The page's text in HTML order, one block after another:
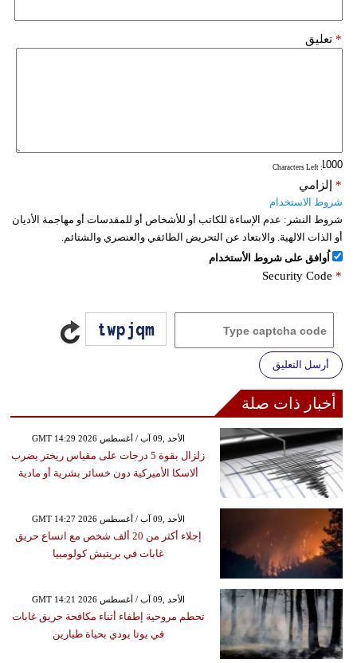
وتكنولوجيا
بيئة
فيديو
تعليق *
: Characters Left
إلزامي *
شروط الاستخدام
شروط النشر: عدم الإساءة للكاتب أو للأشخاص أو للمقدسات أو مهاجمة الأديان
أو الذات الالهية. والابتعاد عن التحريض الطائفي والعنصري والشتائم.
اُوافق على شروط الأستخدام
Security Code *
أرسل التعليق
أخبار ذات صلة
GMT 14:29 2026 الأحد ,09 آب / أغسطس
زلزال بقوة 5 درجات على مقياس ريختر يضرب
ألاسكا الأميركية دون خسائر بشرية أو مادية
GMT 14:27 2026 الأحد ,09 آب / أغسطس
إجلاء أكثر من 20 ألف شخص مع اتساع حريق
غابات في بريتيش كولومبيا
GMT 14:21 2026 الأحد ,09 آب / أغسطس
تحطم مروحية إطفاء أثناء مكافحة حريق غابات
في يوتا يودي بحياة طيارين